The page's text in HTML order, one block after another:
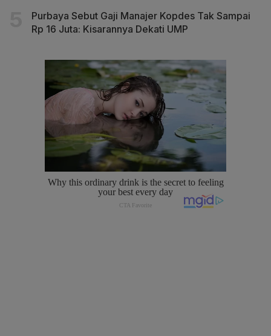
Purbaya Sebut Gaji Manajer Kopdes Tak Sampai
Rp 16 Juta: Kisarannya Dekati UMP